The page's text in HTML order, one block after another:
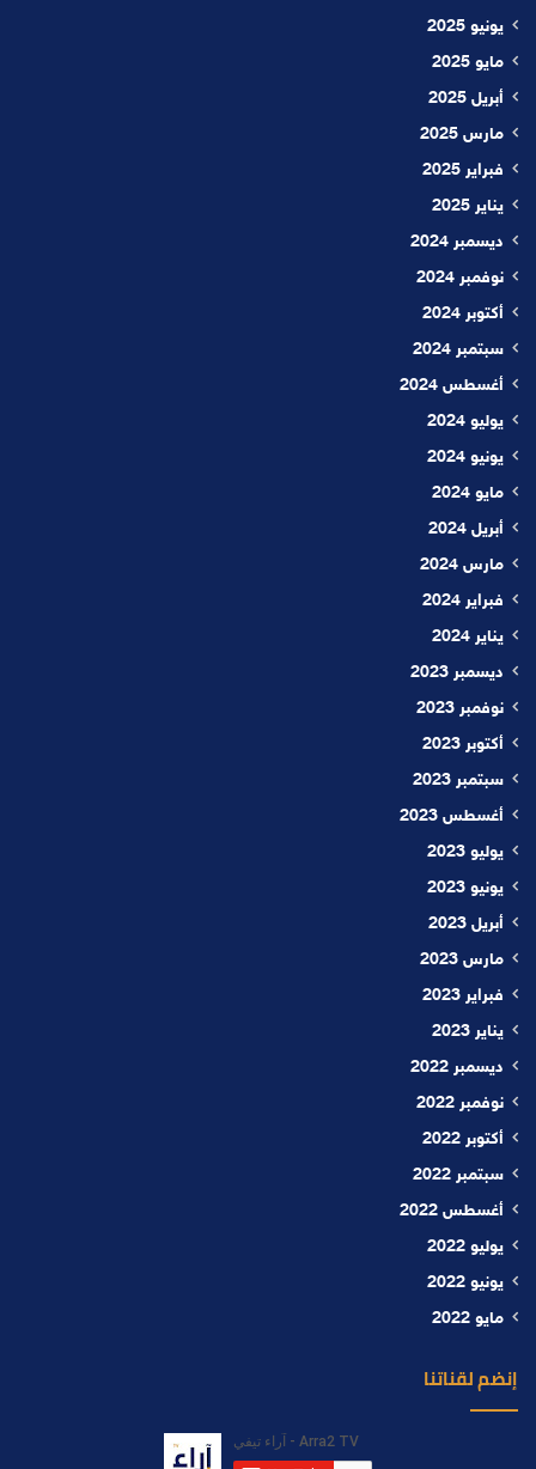
يونيو 2025
مايو 2025
أبريل 2025
مارس 2025
فبراير 2025
يناير 2025
ديسمبر 2024
نوفمبر 2024
أكتوبر 2024
سبتمبر 2024
أغسطس 2024
يوليو 2024
يونيو 2024
مايو 2024
أبريل 2024
مارس 2024
فبراير 2024
يناير 2024
ديسمبر 2023
نوفمبر 2023
أكتوبر 2023
سبتمبر 2023
أغسطس 2023
يوليو 2023
يونيو 2023
أبريل 2023
مارس 2023
فبراير 2023
يناير 2023
ديسمبر 2022
نوفمبر 2022
أكتوبر 2022
سبتمبر 2022
أغسطس 2022
يوليو 2022
يونيو 2022
مايو 2022
إنضم لقناتنا